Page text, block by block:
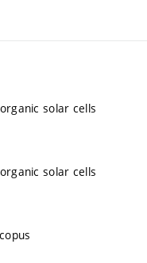
solar cells
solar cells